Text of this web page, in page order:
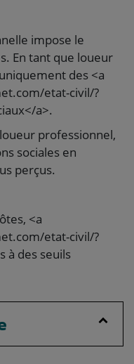
impose le
En tant que loueur
des <a
etat-civil/?
a>.
professionnel,
sociales en
perçus.
<a
etat-civil/?
à des seuils